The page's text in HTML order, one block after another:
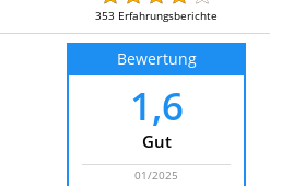
353 Erfahrungsberichte
Bewertung
1,6
Gut
01/2025